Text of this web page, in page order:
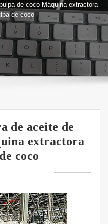
de coco Máquina extractora
de coco
de aceite de
extractora
coco